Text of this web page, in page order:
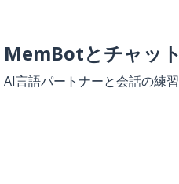
MemBotとチャット
AI言語パートナーと会話の練習